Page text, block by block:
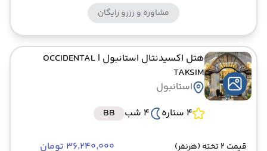
مشاوره و رزرو رایگان
هتل اکسیدنتال استانبول | OCCIDENTAL
TAKSIM
استانبول
4 ستاره
4 شب BB
قیمت 2 تخته (هرنفر) ۳۶٬۲۴۰٬۰۰۰ تومان